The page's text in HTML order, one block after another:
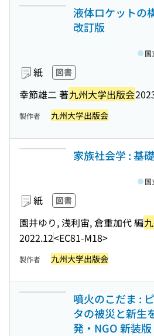
液体ロケットの
改訂版
紙 図書
幸節雄二 著九州大学出版会
国
製作者 九州大学出版会
家族社会学 : 基
紙 図書
園井ゆり, 浅利宙, 倉重加代 編
2022.12<EC81-M18>
国
製作者 九州大学出版会
噴火のこだま :
タの被災と新生
発・NGO 新装版